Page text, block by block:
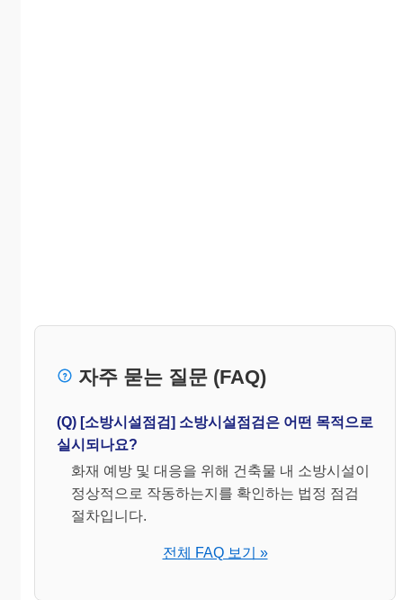
자주 묻는 질문 (FAQ)
(Q) [소방시설점검] 소방시설점검은 어떤 목적으로
실시되나요?
화재 예방 및 대응을 위해 건축물 내 소방시설이
정상적으로 작동하는지를 확인하는 법정 점검
절차입니다.
전체 FAQ 보기 »